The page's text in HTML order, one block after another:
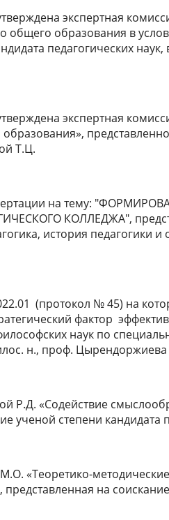
экспертная
образования в
педагогических
экспертная
Т.Ц.
на тему:
КОЛЛЕДЖА",
история педагогики
(протокол № 45) на
фактор
наук по
н., проф.
Р.Д. «Содействие
ученой степени кандидата
«Теоретико-
на